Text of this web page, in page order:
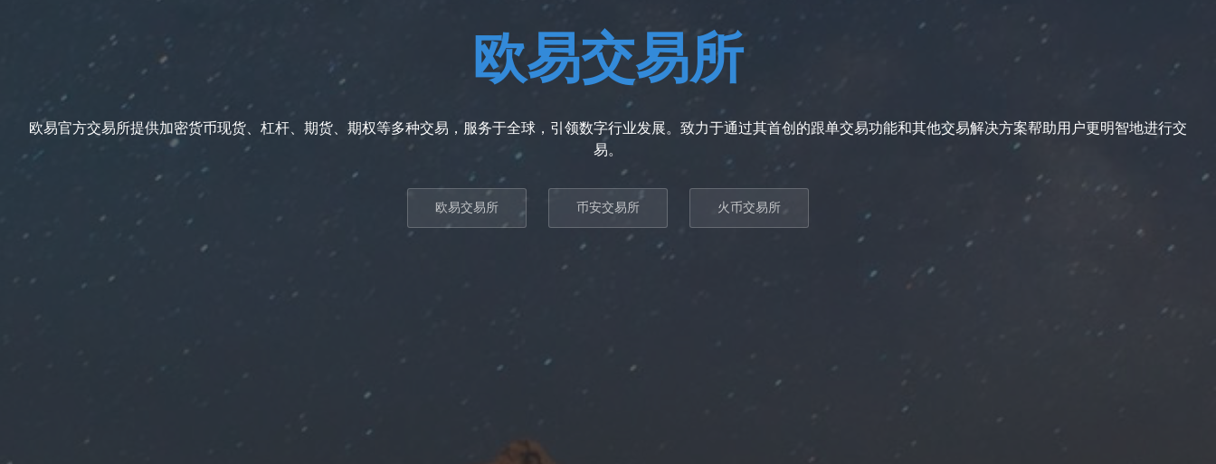
欧易交易所
欧易官方交易所提供加密货币现货、杠杆、期货、期权等多种交易，服务于全球，引领数字行业发展。致力于通过其首创的跟单交易功能和其他交易解决方案帮助用户更明智地进行交
易。
欧易交易所 币安交易所 火币交易所